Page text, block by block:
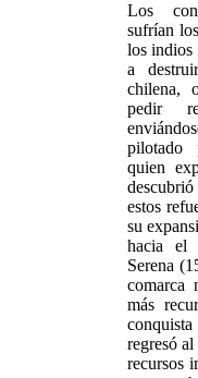
Los
sufrían
los indios
a
chilena,
pedir
pilotado
quien
estos
su
hacia el
Serena
comarca
más
regresó
recursos